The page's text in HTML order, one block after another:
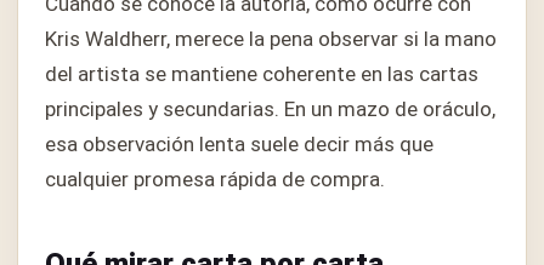
Kris Waldherr, merece la pena observar si la mano
del artista se mantiene coherente en las cartas
principales y secundarias. En un mazo de oráculo,
esa observación lenta suele decir más que
cualquier promesa rápida de compra.